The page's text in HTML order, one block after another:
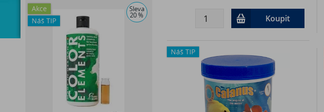
Sleva
20 %
Akce
Náš TIP
Koupit
Náš TIP